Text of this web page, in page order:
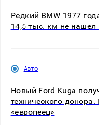
Редкий BMW 1977
14,5 тыс. км не нашел
Авто
Новый Ford Kuga
технического донора.
«европеец»